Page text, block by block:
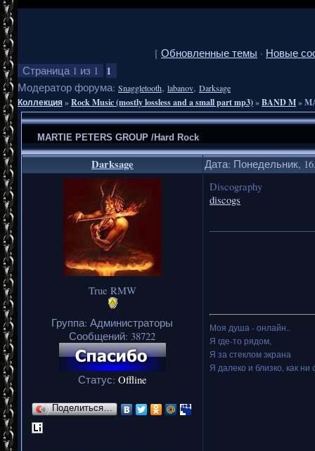
[ Обновленные темы · Новые
Страница 1 из 1 1
Модератор форума: Snaggletooth, labanov, Darksage
Коллекция»Rock Music (mostly lossless and a small part mp3)»BAND M»
MARTIE PETERS GROUP /Hard Rock
Darksage Дата: Понедельник,
True RMW
Группа: Администраторы
Сообщений: 38722
Статус: Offline
Поделиться…
Discography
discogs
Моя душа - онлайн..
Я где-то рядом,
Я за стеклом экрана
Я далеко и близко, как ни